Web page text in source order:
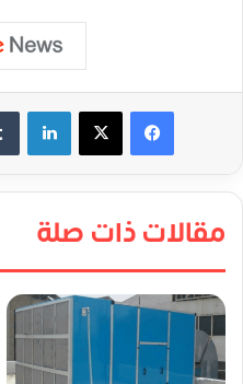
لينكدإن
مقالات ذات صلة